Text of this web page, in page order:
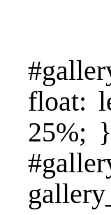
float:
25%;